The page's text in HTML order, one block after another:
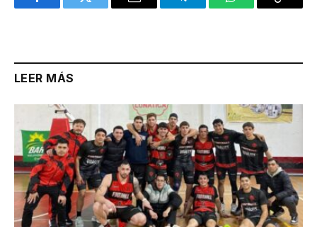
FacebookTwitter Email TelegramWhatsAppCopy
LEER MÁS